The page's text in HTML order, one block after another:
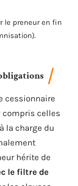
le preneur en fin
cessionnaire
compris celles
la charge du
hérite de
le filtre de